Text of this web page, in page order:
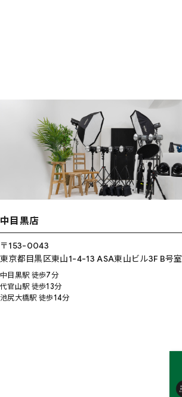
中目黒店
〒153-0043
東京都目黒区東山1-4-13 ASA東山ビル3F B号室
中目黒駅 徒歩7分
代官山駅 徒歩13分
池尻大橋駅 徒歩14分